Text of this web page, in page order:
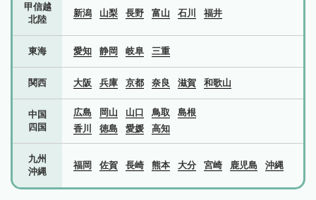
甲信越
北陸
新潟 山梨 長野 富山 石川 福井
東海 愛知 静岡 岐阜 三重
関西 大阪 兵庫 京都 奈良 滋賀 和歌山
中国
四国
広島 岡山 山口 鳥取
島根
香川
徳島 愛媛 高知
九州
沖縄
福岡 佐賀 長崎 熊本 大分 宮崎 鹿児島 沖縄